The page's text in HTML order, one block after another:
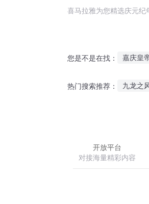
喜马拉雅为您精选庆元纪
您是不是在找： 嘉庆皇
热门搜索推荐： 九龙之
开放平台
对接海量精彩内容